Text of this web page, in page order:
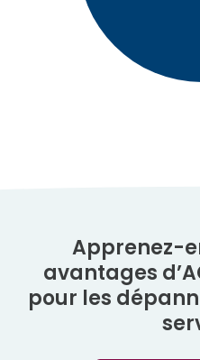
Apprenez-
avantages
pour les